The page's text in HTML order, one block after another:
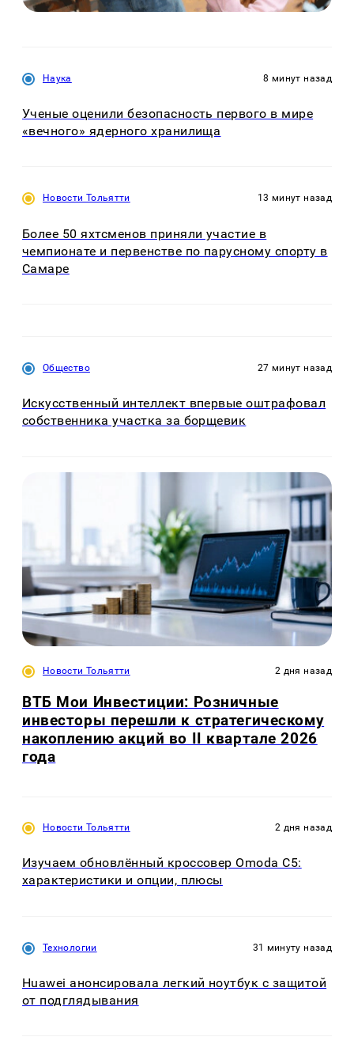
Наука 8 минут назад
Ученые оценили безопасность первого в мире
«вечного» ядерного хранилища
Новости Тольятти 13 минут назад
Более 50 яхтсменов приняли участие в
чемпионате и первенстве по парусному спорту в
Самаре
Общество 27 минут назад
Искусственный интеллект впервые оштрафовал
собственника участка за борщевик
Новости Тольятти 2 дня назад
ВТБ Мои Инвестиции: Розничные
инвесторы перешли к стратегическому
накоплению акций во II квартале 2026
года
Новости Тольятти 2 дня назад
Изучаем обновлённый кроссовер Omoda C5:
характеристики и опции, плюсы
Технологии 31 минуту назад
Huawei анонсировала легкий ноутбук с защитой
от подглядывания